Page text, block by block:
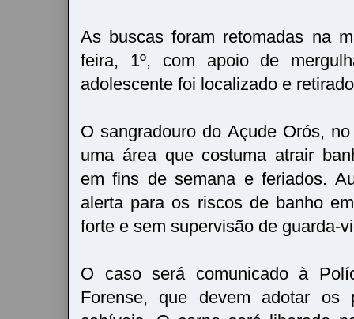
As buscas foram retomadas na
feira, 1º, com apoio de
adolescente foi localizado e
O sangradouro do Açude Orós,
uma área que costuma atrair
em fins de semana e feriados.
alerta para os riscos de banho
forte e sem supervisão de guarda-
O caso será comunicado à
Forense, que devem adotar os